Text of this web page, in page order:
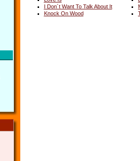
I Don´t Want To Talk About It
Knock On Wood